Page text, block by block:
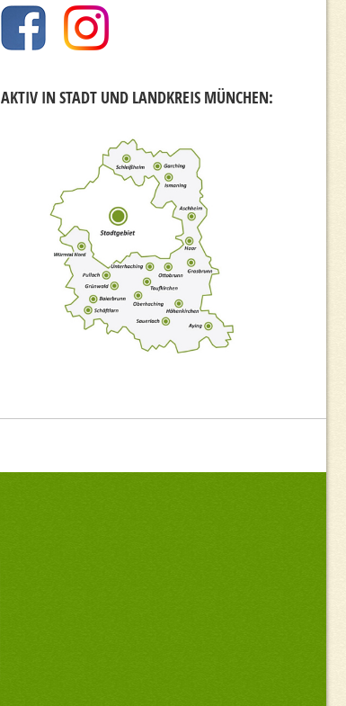
AKTIV IN STADT UND LANDKREIS MÜNCHEN: